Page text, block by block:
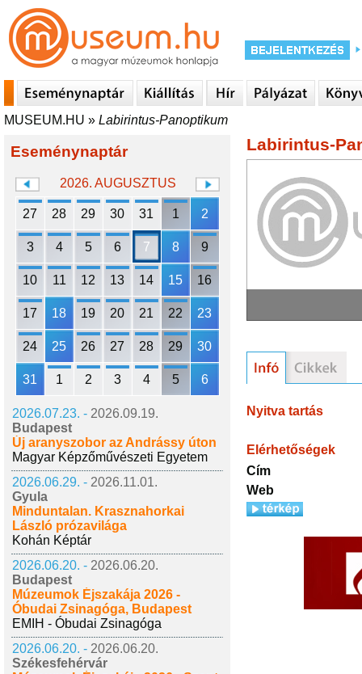
MUSEUM.HU » Labirintus-Panoptikum
Eseménynaptár
2026. AUGUSZTUS
27 28 29 30 31 1 2
3 4 5 6 7 8 9
10 11 12 13 14 15 16
17 18 19 20 21 22 23
24 25 26 27 28 29 30
31 1 2 3 4 5 6
2026.07.23. - 2026.09.19.
Budapest
Új aranyszobor az Andrássy úton
Magyar Képzőművészeti Egyetem
2026.06.29. - 2026.11.01.
Gyula
Minduntalan. Krasznahorkai
László prózavilága
Kohán Képtár
2026.06.20. - 2026.06.20.
Budapest
Múzeumok Éjszakája 2026 -
Óbudai Zsinagóga, Budapest
EMIH - Óbudai Zsinagóga
2026.06.20. - 2026.06.20.
Székesfehérvár
Labirintus-
Nyitva tartás
Elérhetőségek
Cím
Web